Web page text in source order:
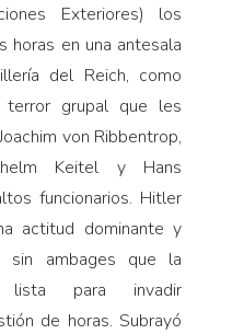
Exteriores) los
horas en una antesala
del Reich, como
terror grupal que les
von Ribbentrop,
Keitel y Hans
funcionarios. Hitler
actitud dominante y
sin ambages que la
lista para invadir
de horas. Subrayó